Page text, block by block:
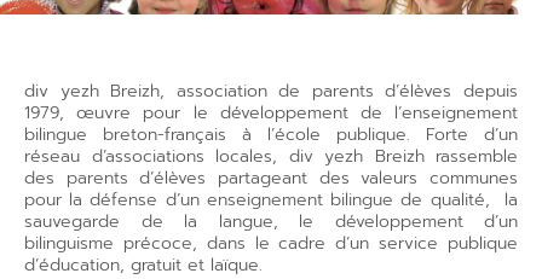
div yezh Breizh, association de parents d’élèves depuis
1979, œuvre pour le développement de l’enseignement
bilingue breton-français à l’école publique. Forte d’un
réseau d’associations locales, div yezh Breizh rassemble
des parents d’élèves partageant des valeurs communes
pour la défense d’un enseignement bilingue de qualité, la
sauvegarde de la langue, le développement d’un
bilinguisme précoce, dans le cadre d’un service publique
d’éducation, gratuit et laïque.